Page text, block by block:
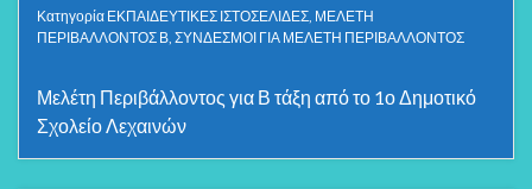
Κατηγορία ΕΚΠΑΙΔΕΥΤΙΚΕΣ ΙΣΤΟΣΕΛΙΔΕΣ ΜΕΛΕΤΗ
ΠΕΡΙΒΑΛΛΟΝΤΟΣ Β ΣΥΝΔΕΣΜΟΙ ΓΙΑ ΜΕΛΕΤΗ ΠΕΡΙΒΑΛΛΟΝΤΟΣ
Μελέτη Περιβάλλοντος για Β τάξη από το 1ο Δημοτικό
Σχολείο Λεχαινών